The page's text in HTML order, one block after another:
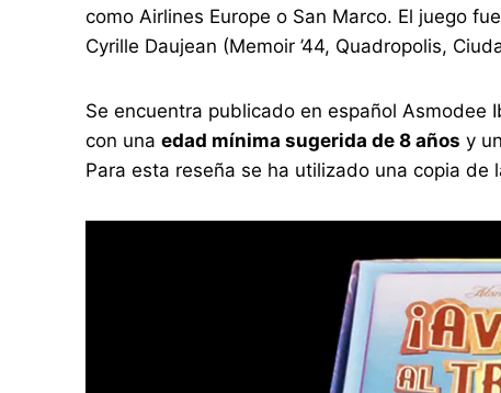
como Airlines Europe o San Marco. El juego
Cyrille Daujean (Memoir ’44, Quadropolis,
Se encuentra publicado en español
con unaedad mínima sugerida de 8 años y
Para esta reseña se ha utilizado una copia